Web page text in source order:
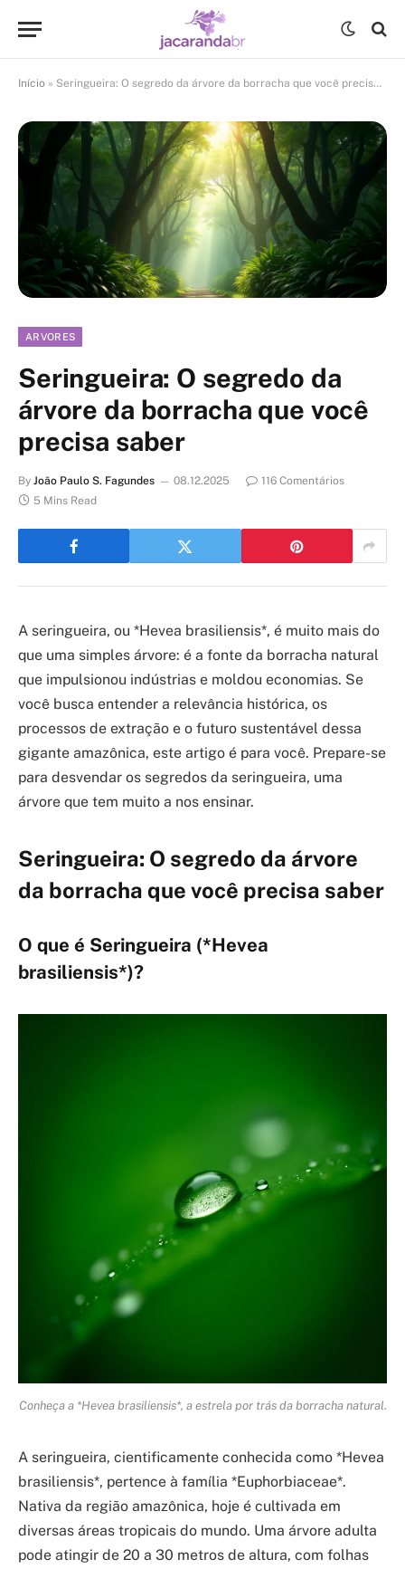
Início » Seringueira: O segredo da árvore da borracha que você precisa saber
ARVORES
Seringueira: O segredo da
árvore da borracha que você
precisa saber
By João Paulo S. Fagundes 08.12.2025
116 Comentários
5 Mins Read
A seringueira, ou *Hevea brasiliensis*, é muito mais do
que uma simples árvore: é a fonte da borracha natural
que impulsionou indústrias e moldou economias. Se
você busca entender a relevância histórica, os
processos de extração e o futuro sustentável dessa
gigante amazônica, este artigo é para você. Prepare-se
para desvendar os segredos da seringueira, uma
árvore que tem muito a nos ensinar.
Seringueira: O segredo da árvore
da borracha que você precisa saber
O que é Seringueira (*Hevea
brasiliensis*)?
Conheça a *Hevea brasiliensis*, a estrela por trás da borracha natural.
A seringueira, cientificamente conhecida como *Hevea
brasiliensis*, pertence à família *Euphorbiaceae*.
Nativa da região amazônica, hoje é cultivada em
diversas áreas tropicais do mundo. Uma árvore adulta
pode atingir de 20 a 30 metros de altura, com folhas